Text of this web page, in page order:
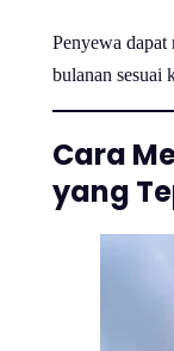
Penyewa dapat
bulanan sesuai
Cara
yang